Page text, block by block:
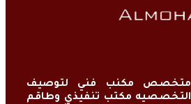
مكنب فني لتوصيف
والتخصصيه مكتب تنفيذي وطاقم